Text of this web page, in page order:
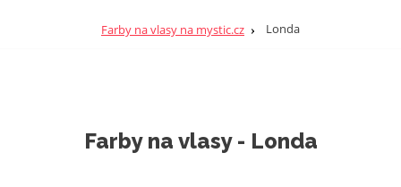
n
i
o
r
Farby na vlasy na mystic.cz Londa
Farby na vlasy - Londa